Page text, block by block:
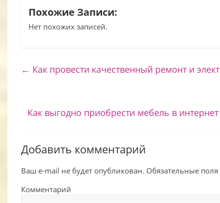
Похожие Записи:
Нет похожих записей.
← Как провести качественный ремонт и
Как выгодно приобрести мебель в
Добавить комментарий
Ваш e-mail не будет опубликован. Обязательные
Комментарий